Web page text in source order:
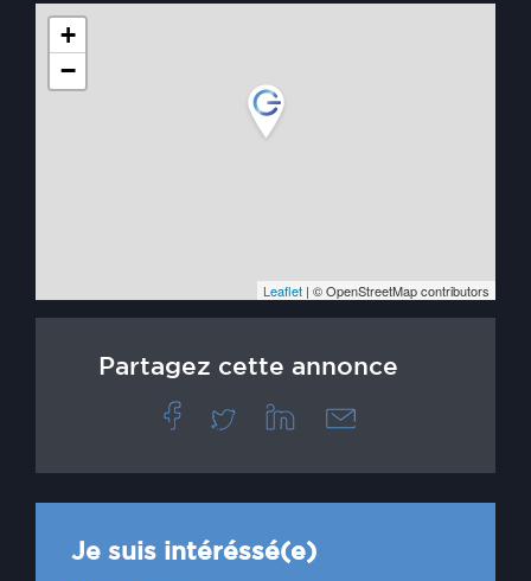
+
−
Leaflet | © OpenStreetMap contributors
Partagez cette annonce
Je suis intéréssé(e)